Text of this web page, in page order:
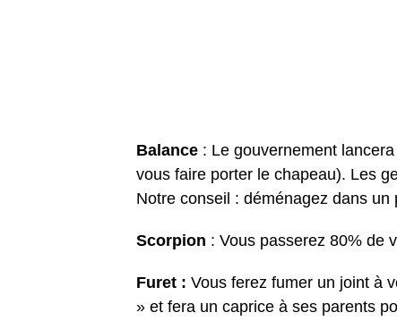
Balance : Le gouvernement
vous faire porter le chapeau). Les
Notre conseil : déménagez dans un
Scorpion : Vous passerez 80% de
Furet : Vous ferez fumer un joint à
» et fera un caprice à ses parents